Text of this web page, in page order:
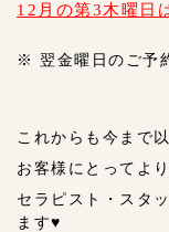
12月の第3木曜日
※ 翌金曜日のご予
これからも今まで
お客様にとってよ
セラピスト・スタ
ます♥